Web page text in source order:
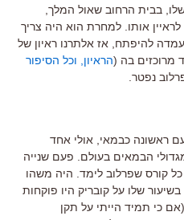
בבית הרחוב שאול המלך,
כשבאתי אליו ב-10 בנובמבר 2003 לראיין אותו. למחרת הוא היה צריך
עמדה להיפתח, אז אלתרנו ראיון של
מרוכזים בה (הראיון, וכל הסיפור
נפטר.
ראשונה כבמאי, אולי אחד
הבמאים בעולם. פעם שנייה
כל קורס שפרלוב לימד. היה משהו
שלו על קובריק היו פוקחות
כי תמיד הייתי על תקן